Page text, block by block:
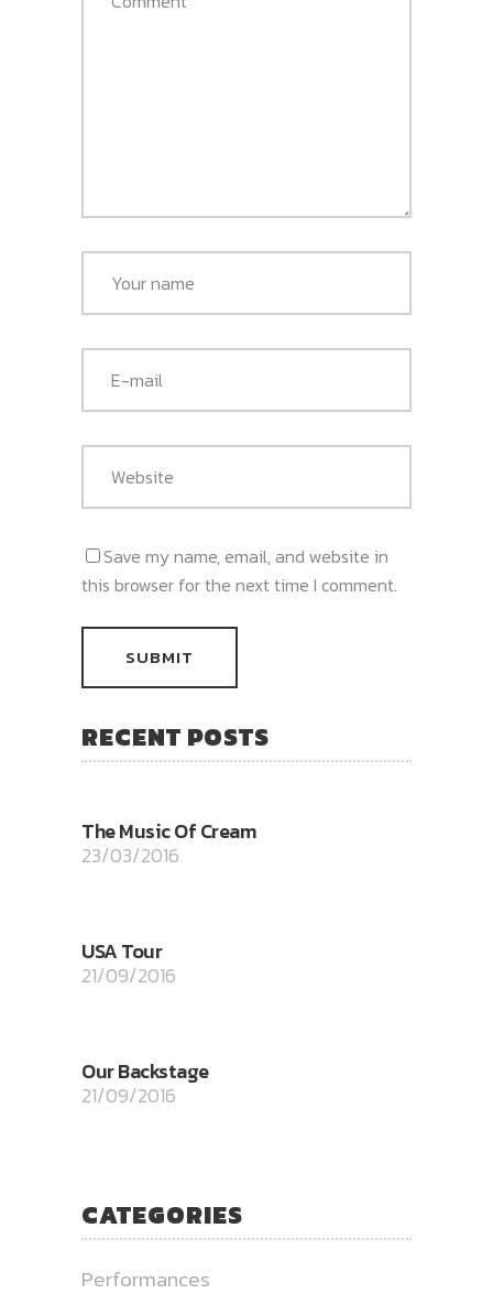
Save my name, email, and website in
this browser for the next time I comment.
RECENT POSTS
The Music Of Cream
23/03/2016
USA Tour
21/09/2016
Our Backstage
21/09/2016
CATEGORIES
Performances